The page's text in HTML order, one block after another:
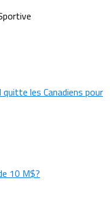
quitte les Canadiens pour
10 M$?